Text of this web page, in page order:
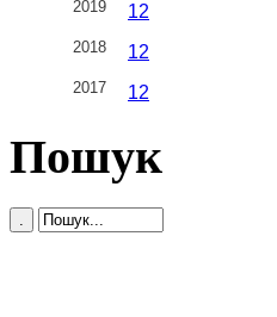
2019 12
2018 12
2017 12
Пошук